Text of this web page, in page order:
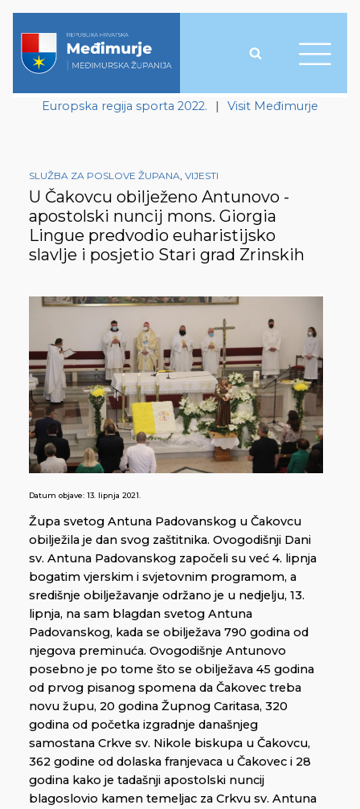
Europska regija sporta 2022. | Visit Međimurje
SLUŽBA ZA POSLOVE ŽUPANA, VIJESTI
U Čakovcu obilježeno Antunovo -
apostolski nuncij mons. Giorgia
Lingue predvodio euharistijsko
slavlje i posjetio Stari grad Zrinskih
Datum objave: 13. lipnja 2021.
Župa svetog Antuna Padovanskog u Čakovcu
obilježila je dan svog zaštitnika. Ovogodišnji Dani
sv. Antuna Padovanskog započeli su već 4. lipnja
bogatim vjerskim i svjetovnim programom, a
središnje obilježavanje održano je u nedjelju, 13.
lipnja, na sam blagdan svetog Antuna
Padovanskog, kada se obilježava 790 godina od
njegova preminuća. Ovogodišnje Antunovo
posebno je po tome što se obilježava 45 godina
od prvog pisanog spomena da Čakovec treba
novu župu, 20 godina Župnog Caritasa, 320
godina od početka izgradnje današnjeg
samostana Crkve sv. Nikole biskupa u Čakovcu,
362 godine od dolaska franjevaca u Čakovec i 28
godina kako je tadašnji apostolski nuncij
blagoslovio kamen temeljac za Crkvu sv. Antuna